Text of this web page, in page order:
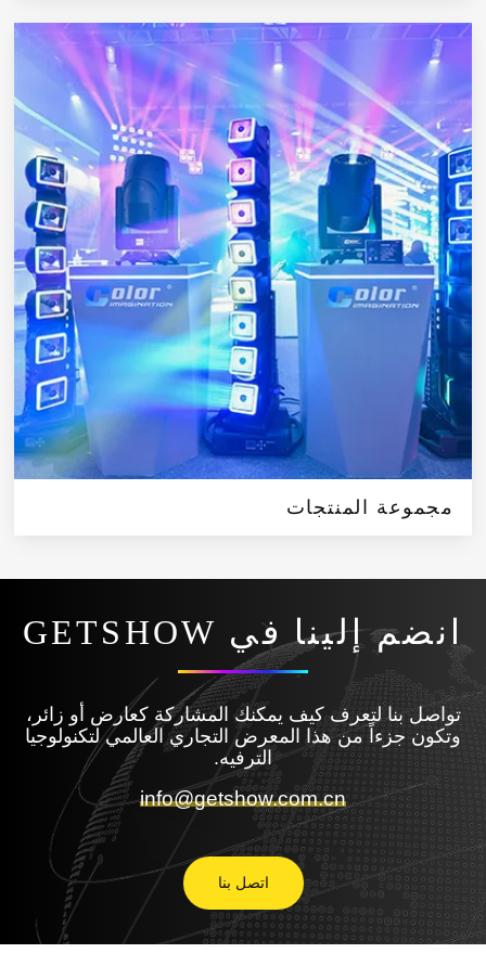
مجموعة المنتجات
انضم إلينا في GETSHOW
تواصل بنا لتعرف كيف يمكنك المشاركة كعارض أو زائر،
وتكون جزءاً من هذا المعرض التجاري العالمي لتكنولوجيا
الترفيه.
info@getshow.com.cn
اتصل بنا